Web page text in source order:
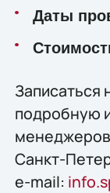
Даты
Записаться
подробную
Санкт-
e-mail: